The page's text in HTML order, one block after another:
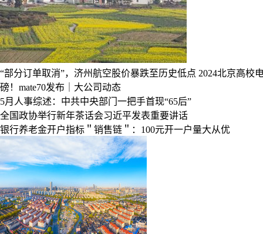
“部分订单取消”，济州航空股价暴跌至历史低点 2024北京高校
磅！mate70发布｜大公司动态
5月人事综述：中共中央部门一把手首现“65后”
全国政协举行新年茶话会习近平发表重要讲话
银行养老金开户指标＂销售链＂：100元开一户量大从优